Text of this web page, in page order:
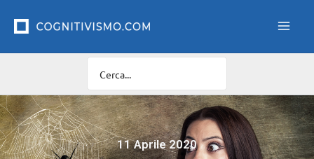
11 Aprile 2020